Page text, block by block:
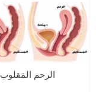
الرحم المَقلوب